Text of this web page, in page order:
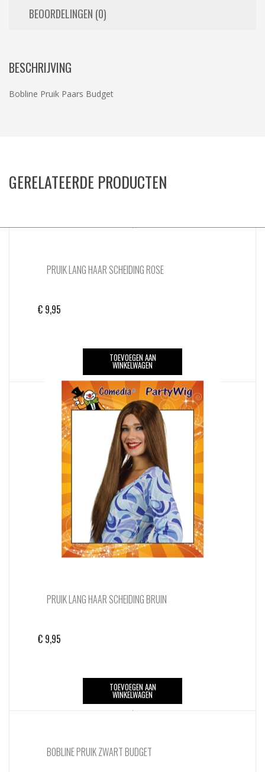
BEOORDELINGEN (0)
BESCHRIJVING
Bobline Pruik Paars Budget
GERELATEERDE PRODUCTEN
PRUIK LANG HAAR SCHEIDING ROSE
€ 9,95
TOEVOEGEN AAN
WINKELWAGEN
PRUIK LANG HAAR SCHEIDING BRUIN
€ 9,95
TOEVOEGEN AAN
WINKELWAGEN
BOBLINE PRUIK ZWART BUDGET